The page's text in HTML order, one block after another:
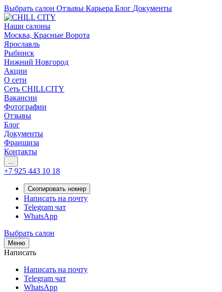
Выбрать салон Отзывы Карьера Блог Документы
Наши салоны
Москва, Красные Ворота
Ярославль
Рыбинск
Нижний Новгород
Акции
О сети
Сеть CHILLCITY
Вакансии
Фотографии
Отзывы
Блог
Документы
Франшиза
Контакты
...
+7 925 443 10 18
Скопировать номер
Написать на почту
Telegram чат
WhatsApp
Выбрать салон
Меню
Написать
Написать на почту
Telegram чат
WhatsApp